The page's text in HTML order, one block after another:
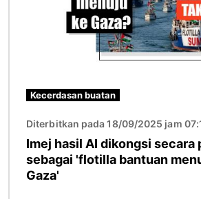
Kecerdasan buatan
Diterbitkan pada 18/09/2025 jam
Imej hasil AI dikongsi secara
sebagai 'flotilla bantuan
Gaza'